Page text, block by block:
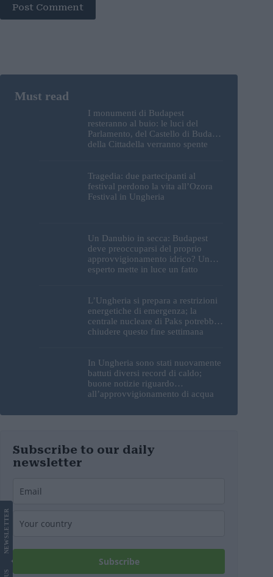
Post Comment
I monumenti di Budapest
resteranno al buio: le luci del
Parlamento, del Castello di Buda e
della Cittadella verranno spente
Tragedia: due partecipanti al
festival perdono la vita all’Ozora
Festival in Ungheria
Un Danubio in secca: Budapest
deve preoccuparsi del proprio
approvvigionamento idrico? Un
esperto mette in luce un fatto
L’Ungheria si prepara a restrizioni
energetiche di emergenza; la
centrale nucleare di Paks potrebbe
chiudere questo fine settimana
In Ungheria sono stati nuovamente
battuti diversi record di caldo;
buone notizie riguardo
all’approvvigionamento di acqua
Subscribe to our daily
newsletter
Subscribe
US
NEWS
LETTER